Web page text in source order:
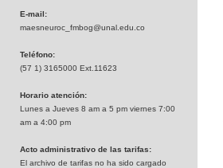
E-mail:
maesneuroc_fmbog@unal.edu.co
Teléfono:
(57 1) 3165000 Ext.11623
Horario atención:
Lunes a Jueves 8 am a 5 pm viernes 7:00
am a 4:00 pm
Acto administrativo de las tarifas:
El archivo de tarifas no ha sido cargado